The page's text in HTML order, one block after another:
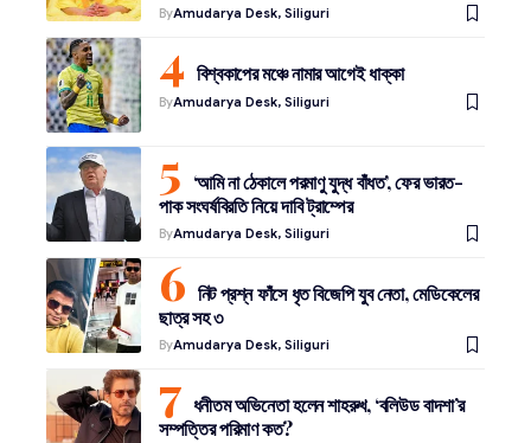
ByAmudarya Desk, Siliguri
বিশ্বকাপের মঞ্চে নামার আগেই ধাক্কা
ByAmudarya Desk, Siliguri
‘আমি না ঠেকালে পরমাণু যুদ্ধ বাঁধত’, ফের ভারত-
পাক সংঘর্ষবিরতি নিয়ে দাবি ট্রাম্পের
ByAmudarya Desk, Siliguri
নিট প্রশ্ন ফাঁসে ধৃত বিজেপি যুব নেতা, মেডিকেলের
ছাত্র সহ ৩
ByAmudarya Desk, Siliguri
ধনীতম অভিনেতা হলেন শাহরুখ, ‘বলিউড বাদশা’র
সম্পত্তির পরিমাণ কত?